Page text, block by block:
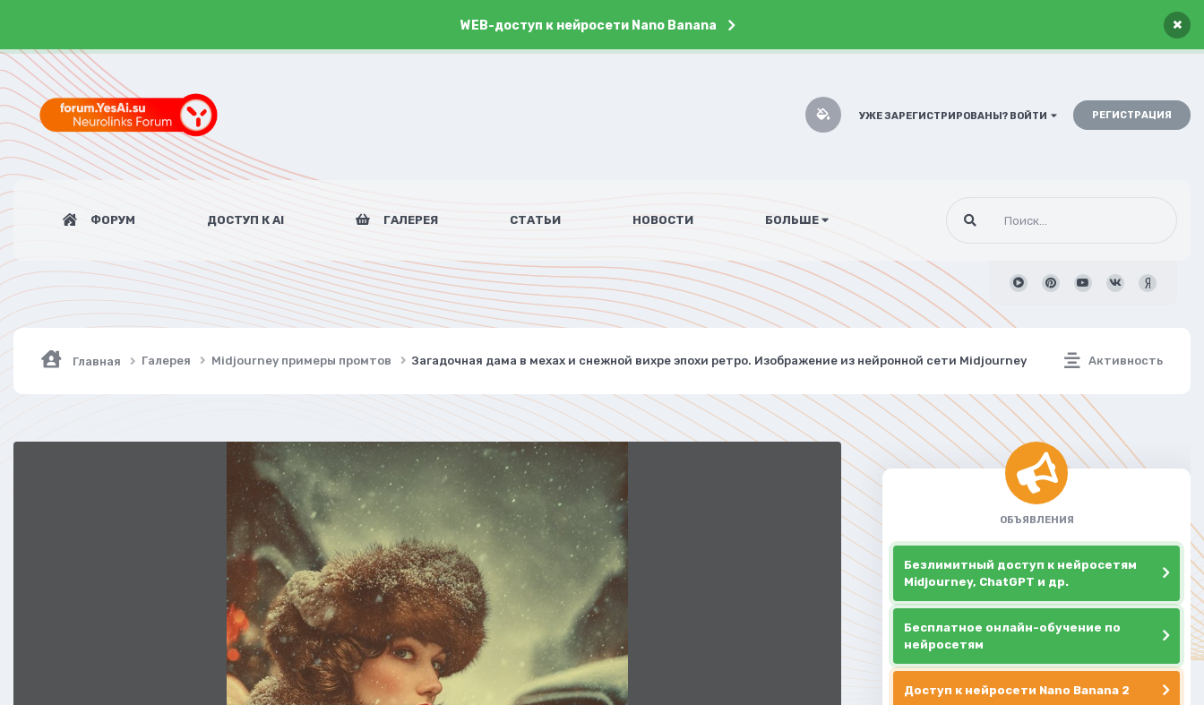
WEB-доступ к нейросети Nano Banana ×
УЖЕ ЗАРЕГИСТРИРОВАНЫ? ВОЙТИ РЕГИСТРАЦИЯ
ФОРУМ ДОСТУП К AI ГАЛЕРЕЯ СТАТЬИ НОВОСТИ БОЛЬШЕ
Активность
Главная Галерея Midjourney примеры промтов Загадочная дама в мехах и снежной вихре эпохи ретро. Изображение из нейронной сети Midjourney
ОБЪЯВЛЕНИЯ
Безлимитный доступ к нейросетям
Midjourney, ChatGPT и др.
Бесплатное онлайн-обучение по
нейросетям
Доступ к нейросети Nano Banana 2